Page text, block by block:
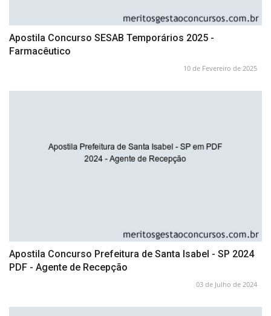
Apostila Concurso SESAB Temporários 2025 -
Farmacêutico
10 de Fevereiro de 2025
Apostila Concurso Prefeitura de Santa Isabel - SP 2024
PDF - Agente de Recepção
03 de Julho de 2024